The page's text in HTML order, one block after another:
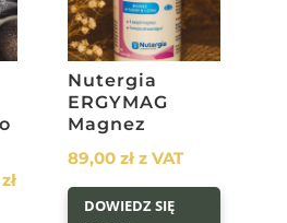
produktu
złZakres
Nutergia
ERGYMAG
Magnez
89,00zł z VAT
DOWIEDZ SIĘ